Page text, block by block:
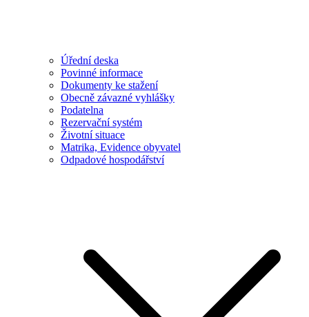
Úřední deska
Povinné informace
Dokumenty ke stažení
Obecně závazné vyhlášky
Podatelna
Rezervační systém
Životní situace
Matrika, Evidence obyvatel
Odpadové hospodářství